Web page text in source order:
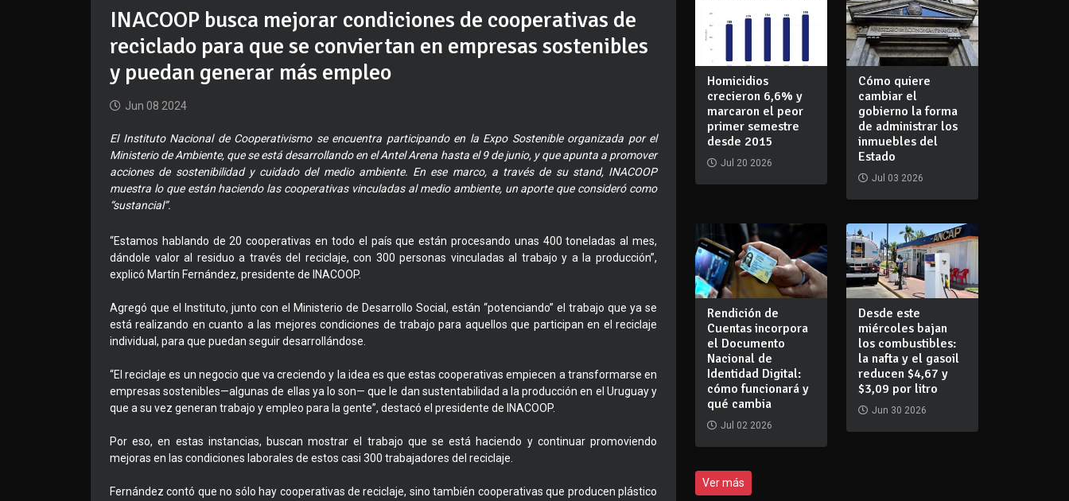
INACOOP busca mejorar condiciones de cooperativas de
reciclado para que se conviertan en empresas sostenibles
y puedan generar más empleo
Jun 08 2024
El Instituto Nacional de Cooperativismo se encuentra participando en la Expo Sostenible organizada por el
Ministerio de Ambiente, que se está desarrollando en el Antel Arena hasta el 9 de junio, y que apunta a promover
acciones de sostenibilidad y cuidado del medio ambiente. En ese marco, a través de su stand, INACOOP
muestra lo que están haciendo las cooperativas vinculadas al medio ambiente, un aporte que consideró como
“sustancial”.
“Estamos hablando de 20 cooperativas en todo el país que están procesando unas 400 toneladas al mes,
dándole valor al residuo a través del reciclaje, con 300 personas vinculadas al trabajo y a la producción”,
explicó Martín Fernández, presidente de INACOOP.
Agregó que el Instituto, junto con el Ministerio de Desarrollo Social, están “potenciando” el trabajo que ya se
está realizando en cuanto a las mejores condiciones de trabajo para aquellos que participan en el reciclaje
individual, para que puedan seguir desarrollándose.
“El reciclaje es un negocio que va creciendo y la idea es que estas cooperativas empiecen a transformarse en
empresas sostenibles—algunas de ellas ya lo son— que le dan sustentabilidad a la producción en el Uruguay y
que a su vez generan trabajo y empleo para la gente”, destacó el presidente de INACOOP.
Por eso, en estas instancias, buscan mostrar el trabajo que se está haciendo y continuar promoviendo
mejoras en las condiciones laborales de estos casi 300 trabajadores del reciclaje.
Fernández contó que no sólo hay cooperativas de reciclaje, sino también cooperativas que producen plástico
Homicidios
crecieron 6,6% y
marcaron el peor
primer semestre
desde 2015
Jul 20 2026
Cómo quiere
cambiar el
gobierno la forma
de administrar los
inmuebles del
Estado
Jul 03 2026
Rendición de
Cuentas incorpora
el Documento
Nacional de
Identidad Digital:
cómo funcionará y
qué cambia
Jul 02 2026
Desde este
miércoles bajan
los combustibles:
la nafta y el gasoil
reducen $4,67 y
$3,09 por litro
Jun 30 2026
Ver más